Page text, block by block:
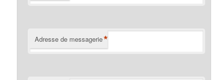
Adresse de messagerie*